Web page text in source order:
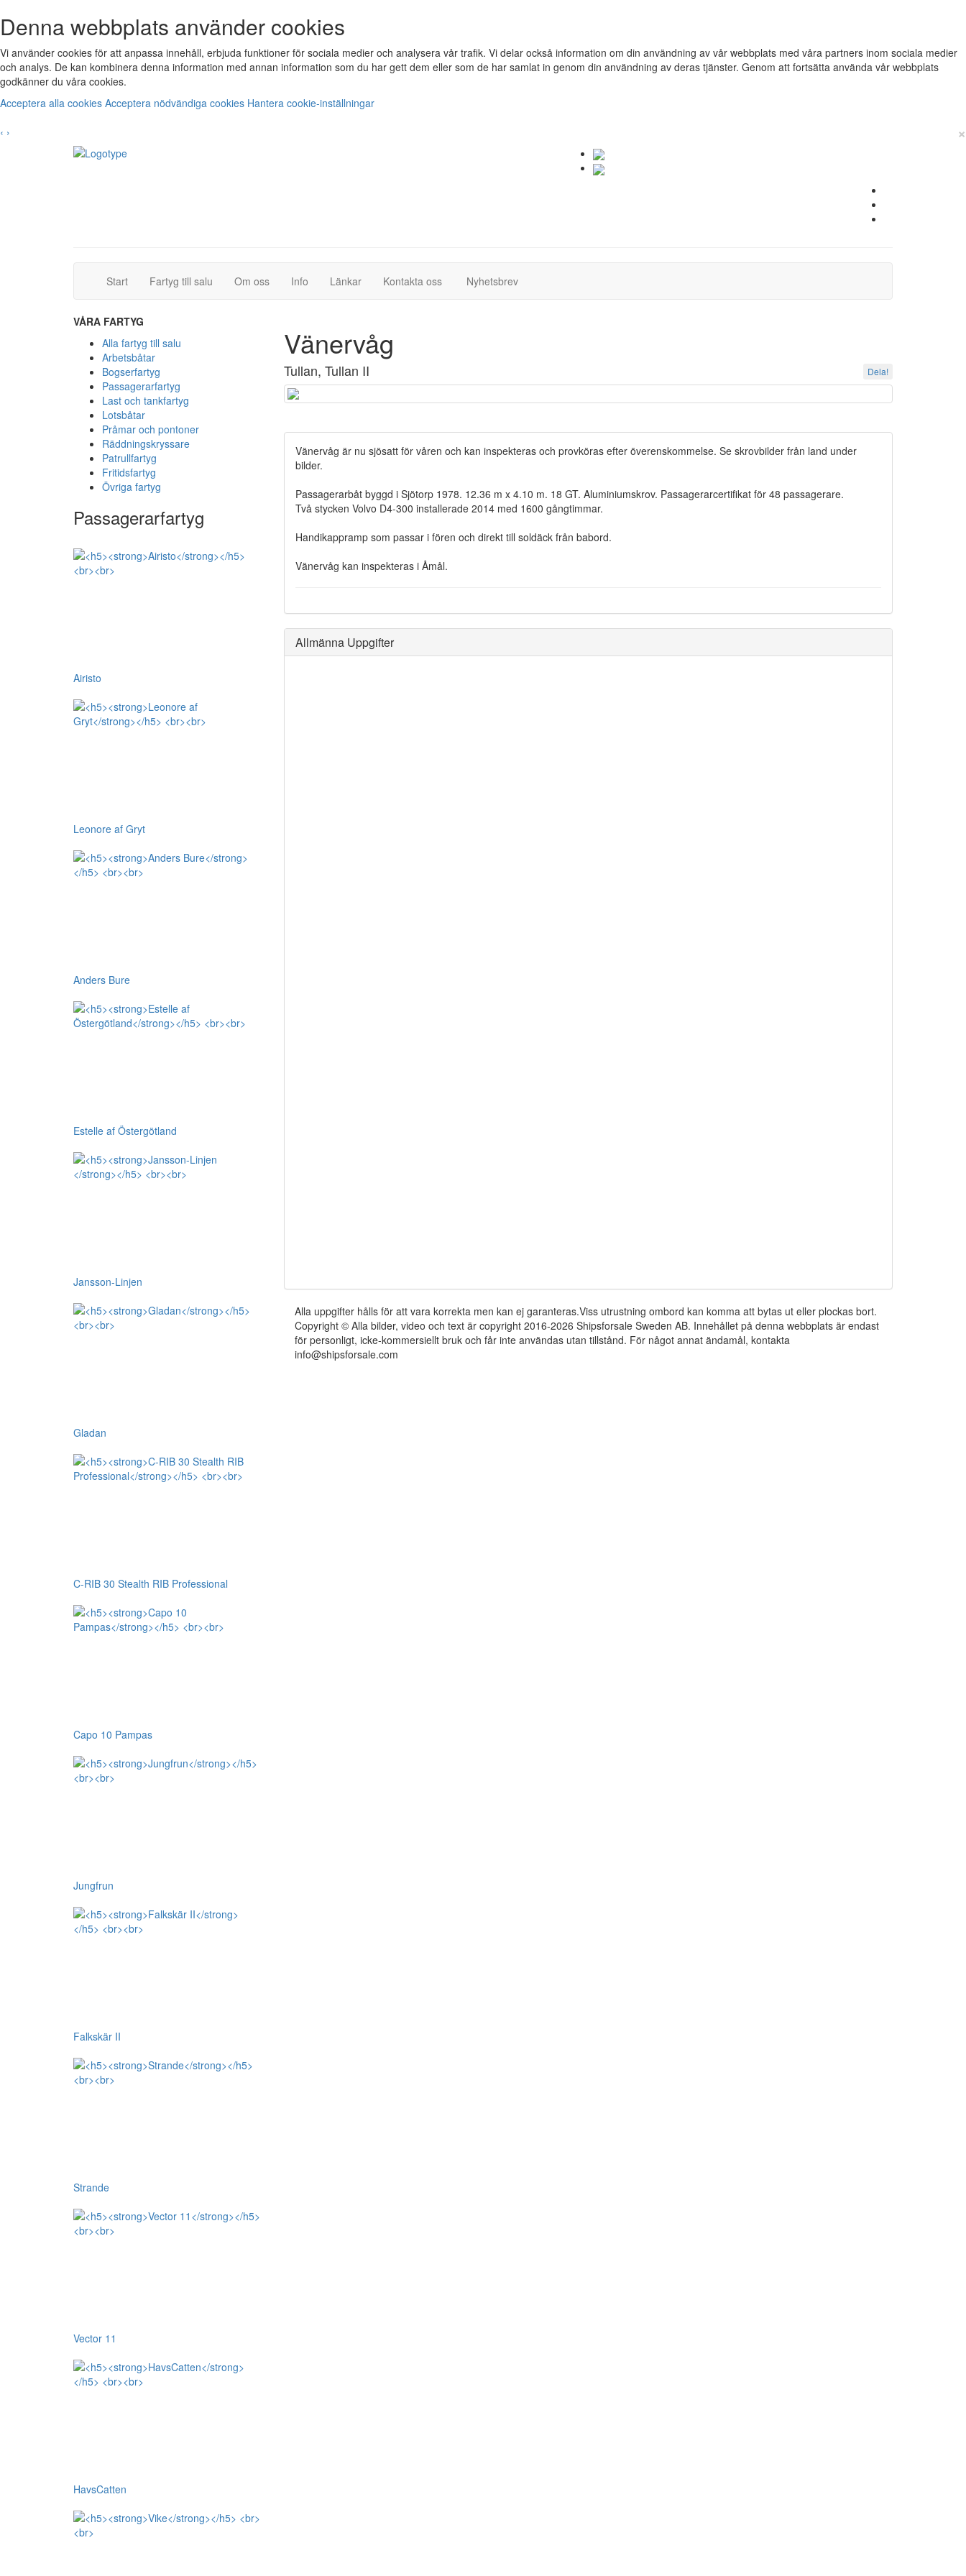
Denna webbplats använder cookies
Vi använder cookies för att anpassa innehåll, erbjuda funktioner för sociala medier och analysera vår trafik. Vi delar också information om din användning av vår webbplats med våra partners inom sociala medier
och analys. De kan kombinera denna information med annan information som du har gett dem eller som de har samlat in genom din användning av deras tjänster. Genom att fortsätta använda vår webbplats
godkänner du våra cookies.
Acceptera alla cookies Acceptera nödvändiga cookies Hantera cookie-inställningar
‹ › ×
Start(current)Fartyg till salu (current)Om oss Info Länkar Kontakta oss(current)Nyhetsbrev(current)
VÅRA FARTYG
Alla fartyg till salu
Arbetsbåtar
Bogserfartyg
Passagerarfartyg
Last och tankfartyg
Lotsbåtar
Pråmar och pontoner
Räddningskryssare
Patrullfartyg
Fritidsfartyg
Övriga fartyg
Passagerarfartyg
Airisto
Leonore af Gryt
Anders Bure
Estelle af Östergötland
Jansson-Linjen
Gladan
C-RIB 30 Stealth RIB Professional
Capo 10 Pampas
Jungfrun
Falkskär II
Strande
Vector 11
HavsCatten
Vänervåg
Tullan, Tullan II Dela!
Vänervåg är nu sjösatt för våren och kan inspekteras och provköras efter överenskommelse. Se skrovbilder från land under
bilder.
Passagerarbåt byggd i Sjötorp 1978. 12.36 m x 4.10 m. 18 GT. Aluminiumskrov. Passagerarcertifikat för 48 passagerare.
Två stycken Volvo D4-300 installerade 2014 med 1600 gångtimmar.
Handikappramp som passar i fören och direkt till soldäck från babord.
Vänervåg kan inspekteras i Åmål.
Allmänna Uppgifter
Alla uppgifter hålls för att vara korrekta men kan ej garanteras.Viss utrustning ombord kan komma att bytas ut eller plockas bort.
Copyright © Alla bilder, video och text är copyright 2016-2026 Shipsforsale Sweden AB. Innehållet på denna webbplats är endast
för personligt, icke-kommersiellt bruk och får inte användas utan tillstånd. För något annat ändamål, kontakta
info@shipsforsale.com